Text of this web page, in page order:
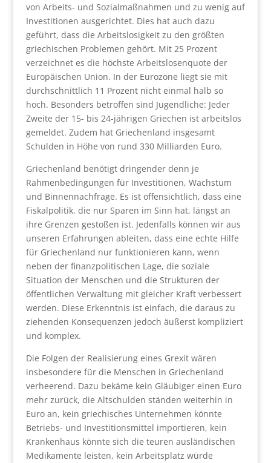
von Arbeits- und Sozialmaßnahmen und zu wenig auf
Investitionen ausgerichtet. Dies hat auch dazu
geführt, dass die Arbeitslosigkeit zu den größten
griechischen Problemen gehört. Mit 25 Prozent
verzeichnet es die höchste Arbeitslosenquote der
Europäischen Union. In der Eurozone liegt sie mit
durchschnittlich 11 Prozent nicht einmal halb so
hoch. Besonders betroffen sind Jugendliche: Jeder
Zweite der 15- bis 24-jährigen Griechen ist arbeitslos
gemeldet. Zudem hat Griechenland insgesamt
Schulden in Höhe von rund 330 Milliarden Euro.
Griechenland benötigt dringender denn je
Rahmenbedingungen für Investitionen, Wachstum
und Binnennachfrage. Es ist offensichtlich, dass eine
Fiskalpolitik, die nur Sparen im Sinn hat, längst an
ihre Grenzen gestoßen ist. Jedenfalls können wir aus
unseren Erfahrungen ableiten, dass eine echte Hilfe
für Griechenland nur funktionieren kann, wenn
neben der finanzpolitischen Lage, die soziale
Situation der Menschen und die Strukturen der
öffentlichen Verwaltung mit gleicher Kraft verbessert
werden. Diese Erkenntnis ist einfach, die daraus zu
ziehenden Konsequenzen jedoch äußerst kompliziert
und komplex.
Die Folgen der Realisierung eines Grexit wären
insbesondere für die Menschen in Griechenland
verheerend. Dazu bekäme kein Gläubiger einen Euro
mehr zurück, die Altschulden ständen weiterhin in
Euro an, kein griechisches Unternehmen könnte
Betriebs- und Investitionsmittel importieren, kein
Krankenhaus könnte sich die teuren ausländischen
Medikamente leisten, kein Arbeitsplatz würde